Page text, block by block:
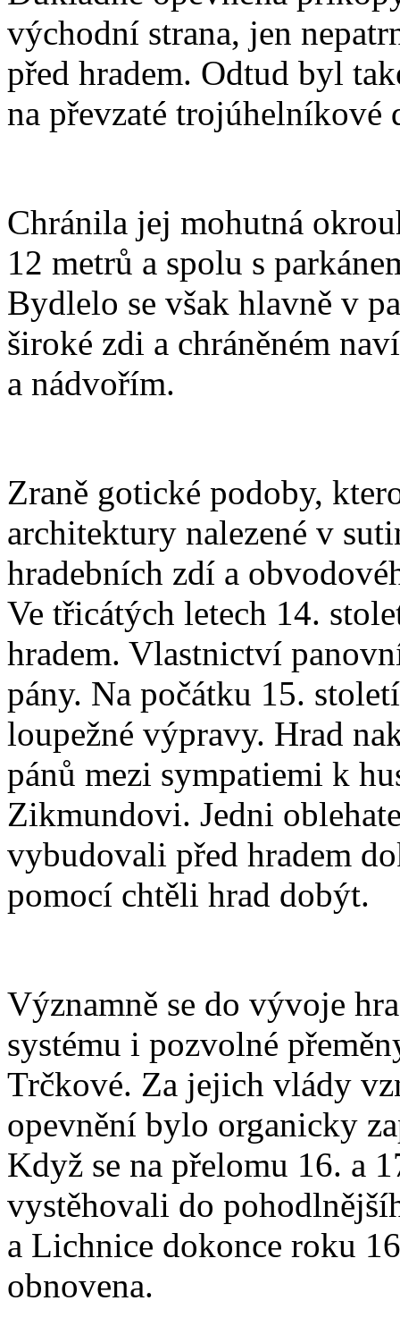
východní strana, jen
před hradem. Odtud byl
na převzaté trojúhelníkové
Chránila jej mohutná
12 metrů a spolu s
Bydlelo se však hlavně v
široké zdi a chráněném
a nádvořím.
Zraně gotické podoby,
architektury nalezené v
hradebních zdí a
Ve třicátých letech 14.
hradem. Vlastnictví
pány. Na počátku 15.
loupežné výpravy. Hrad
pánů mezi sympatiemi k
Zikmundovi. Jedni
vybudovali před hradem
pomocí chtěli hrad dobýt.
Významně se do vývoje
systému i pozvolné
Trčkové. Za jejich vlády
opevnění bylo organicky
Když se na přelomu 16. a
vystěhovali do
a Lichnice dokonce roku
obnovena.